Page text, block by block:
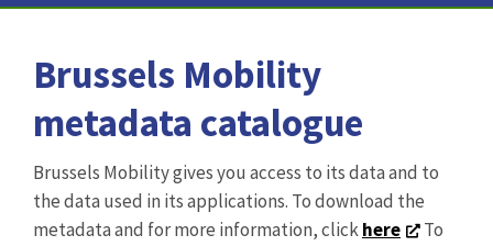
Brussels Mobility
metadata catalogue
Brussels Mobility gives you access to its data and to
the data used in its applications. To download the
metadata and for more information, clickhere
To